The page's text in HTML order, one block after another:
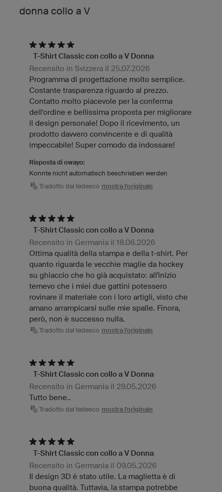
donna collo a V
T-Shirt Classic con collo a V Donna
Recensito in Svizzera il 25.07.2026
Programma di progettazione molto semplice.
Costante trasparenza riguardo al prezzo.
Contatto molto piacevole per la conferma
dell'ordine e bellissima proposta per migliorare
il design personale! Dopo il ricevimento, un
prodotto davvero convincente e di qualità
impeccabile! Super comodo da indossare!
Risposta di owayo:
Konnte nicht automatisch beschrieben werden
Tradotto dal tedesco mostra l'originale
T-Shirt Classic con collo a V Donna
Recensito in Germania il 18.06.2026
Ottima qualità della stampa e della t-shirt. Per
quanto riguarda le vecchie maglie da hockey
su ghiaccio che ho già acquistato: all'inizio
temevo che i miei due gattini potessero
rovinare il materiale con i loro artigli, visto che
amano arrampicarsi sulle mie spalle. Finora,
però, non è successo nulla.
Tradotto dal tedesco mostra l'originale
T-Shirt Classic con collo a V Donna
Recensito in Germania il 29.05.2026
Tutto bene..
Tradotto dal tedesco mostra l'originale
T-Shirt Classic con collo a V Donna
Recensito in Germania il 09.05.2026
Il design 3D è stato utile. La maglietta è di
buona qualità. Tuttavia, la stampa potrebbe